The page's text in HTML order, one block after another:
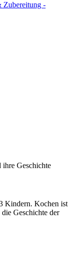
Zubereitung -
ihre Geschichte
Kindern. Kochen ist
Geschichte der